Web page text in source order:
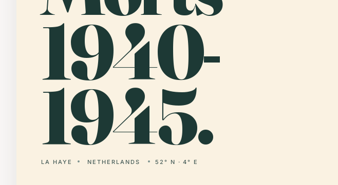
1940-
1945.
LA HAYE NETHERLANDS 52° N · 4° E